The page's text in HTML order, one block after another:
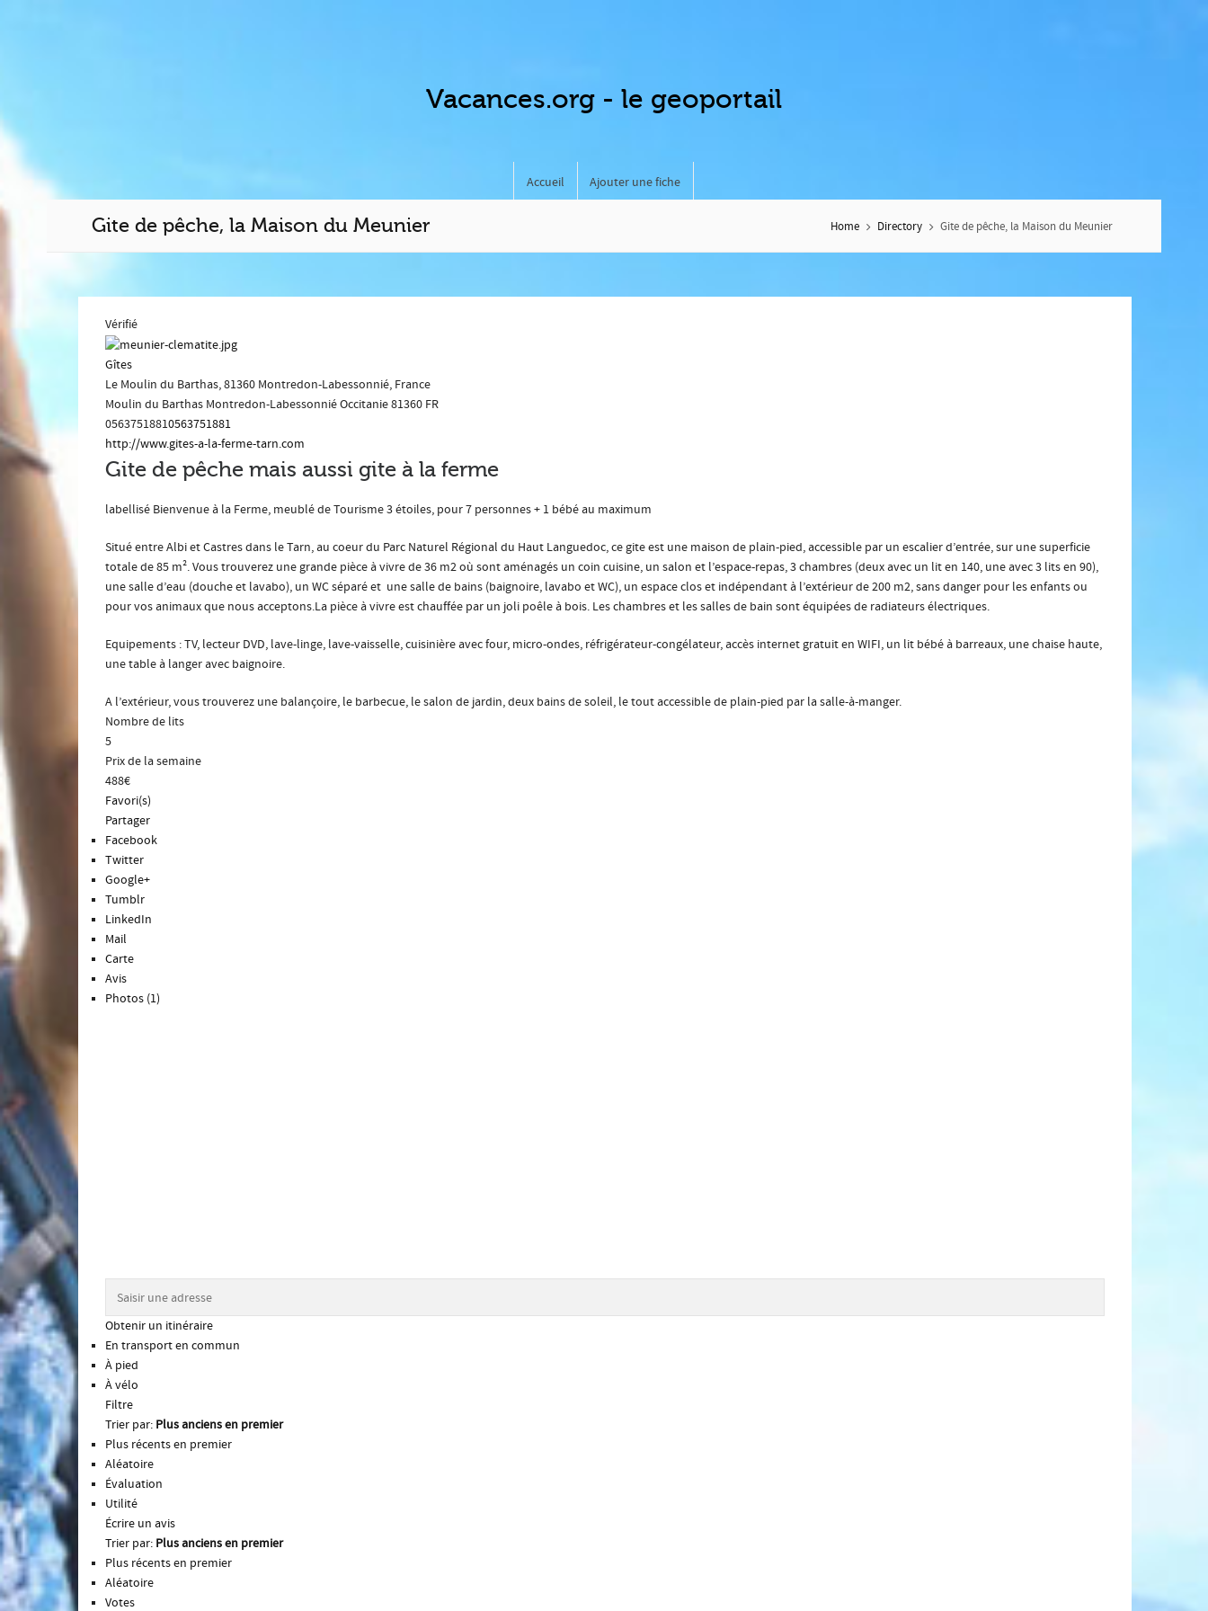
Vacances.org - le geoportail
Accueil Ajouter une fiche
Gite de pêche, la Maison du Meunier Home Directory Gite de pêche, la Maison du Meunier
Vérifié
Gîtes
Le Moulin du Barthas, 81360 Montredon-Labessonnié, France
Moulin du Barthas Montredon-LabessonniéOccitanie81360 FR
05637518810563751881
http://www.gites-a-la-ferme-tarn.com
Gite de pêche mais aussi gite à la ferme
labellisé Bienvenue à la Ferme, meublé de Tourisme 3 étoiles, pour 7 personnes + 1 bébé au maximum
Situé entre Albi et Castres dans le Tarn, au coeur du Parc Naturel Régional du Haut Languedoc, ce gite est une maison de plain-pied, accessible par un escalier d’entrée, sur une superficie
totale de 85 m². Vous trouverez une grande pièce à vivre de 36 m2 où sont aménagés un coin cuisine, un salon et l’espace-repas, 3 chambres (deux avec un lit en 140, une avec 3 lits en 90),
une salle d’eau (douche et lavabo), un WC séparé et une salle de bains (baignoire, lavabo et WC), un espace clos et indépendant à l’extérieur de 200 m2, sans danger pour les enfants ou
pour vos animaux que nous acceptons.La pièce à vivre est chauffée par un joli poêle à bois. Les chambres et les salles de bain sont équipées de radiateurs électriques.
Equipements : TV, lecteur DVD, lave-linge, lave-vaisselle, cuisinière avec four, micro-ondes, réfrigérateur-congélateur, accès internet gratuit en WIFI, un lit bébé à barreaux, une chaise haute,
une table à langer avec baignoire.
A l’extérieur, vous trouverez une balançoire, le barbecue, le salon de jardin, deux bains de soleil, le tout accessible de plain-pied par la salle-à-manger.
Nombre de lits
5
Prix de la semaine
488€
Favori(s)
Partager
Facebook
Twitter
Google+
Tumblr
LinkedIn
Mail
Carte
Avis
Photos (1)
Obtenir un itinéraire
En transport en commun
À pied
À vélo
Filtre
Trier par: Plus anciens en premier
Plus récents en premier
Aléatoire
Évaluation
Utilité
Écrire un avis
Trier par: Plus anciens en premier
Plus récents en premier
Aléatoire
Votes